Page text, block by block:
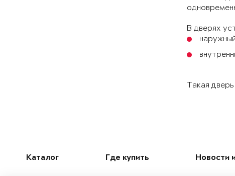
В дверях
Такая
Каталог Где купить Новости